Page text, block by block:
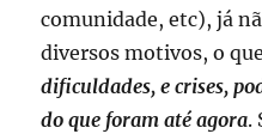
comunidade, etc), já
diversos motivos, o
dificuldades, e crises,
do que foram até agora.